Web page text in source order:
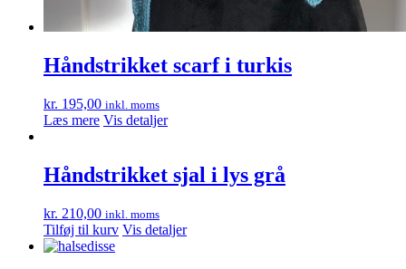
Håndstrikket scarf i turkis
kr. 195,00 inkl. moms
Læs mere Vis detaljer
Håndstrikket sjal i lys grå
kr. 210,00 inkl. moms
Tilføj til kurv Vis detaljer